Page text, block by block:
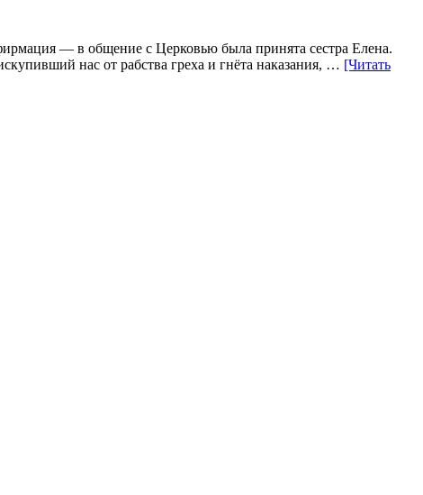
— в общение с Церковью была принята сестра Елена.
нас от рабства греха и гнёта наказания, … [Читать